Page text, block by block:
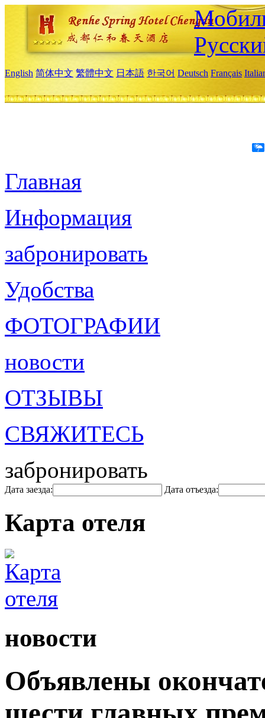
English 简体中文 繁體中文 日本語 한국어 Deutsch Français
Главная
Информация
забронировать
Удобства
ФОТОГРАФИИ
новости
ОТЗЫВЫ
СВЯЖИТЕСЬ
забронировать
Дата заезда: Дата отъезда:
Карта отеля
новости
Объявлены